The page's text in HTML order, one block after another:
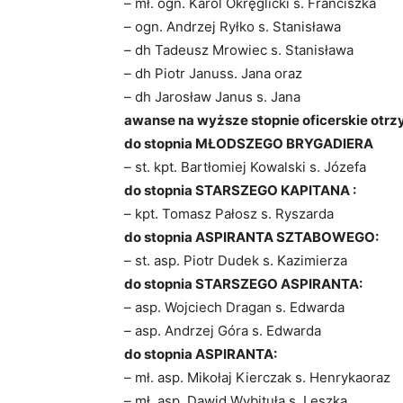
– ogn. Andrzej Ryłko s. Stanisława
– dh Tadeusz Mrowiec s. Stanisława
– dh Piotr Januss. Jana oraz
– dh Jarosław Janus s. Jana
awanse na wyższe stopnie oficerskie
do stopnia MŁODSZEGO BRYGADIERA
– st. kpt. Bartłomiej Kowalski s. Józefa
do stopnia STARSZEGO KAPITANA :
– kpt. Tomasz Pałosz s. Ryszarda
do stopnia ASPIRANTA SZTABOWEGO:
– st. asp. Piotr Dudek s. Kazimierza
do stopnia STARSZEGO ASPIRANTA:
– asp. Wojciech Dragan s. Edwarda
– asp. Andrzej Góra s. Edwarda
do stopnia ASPIRANTA:
– mł. asp. Mikołaj Kierczak s. Henrykaoraz